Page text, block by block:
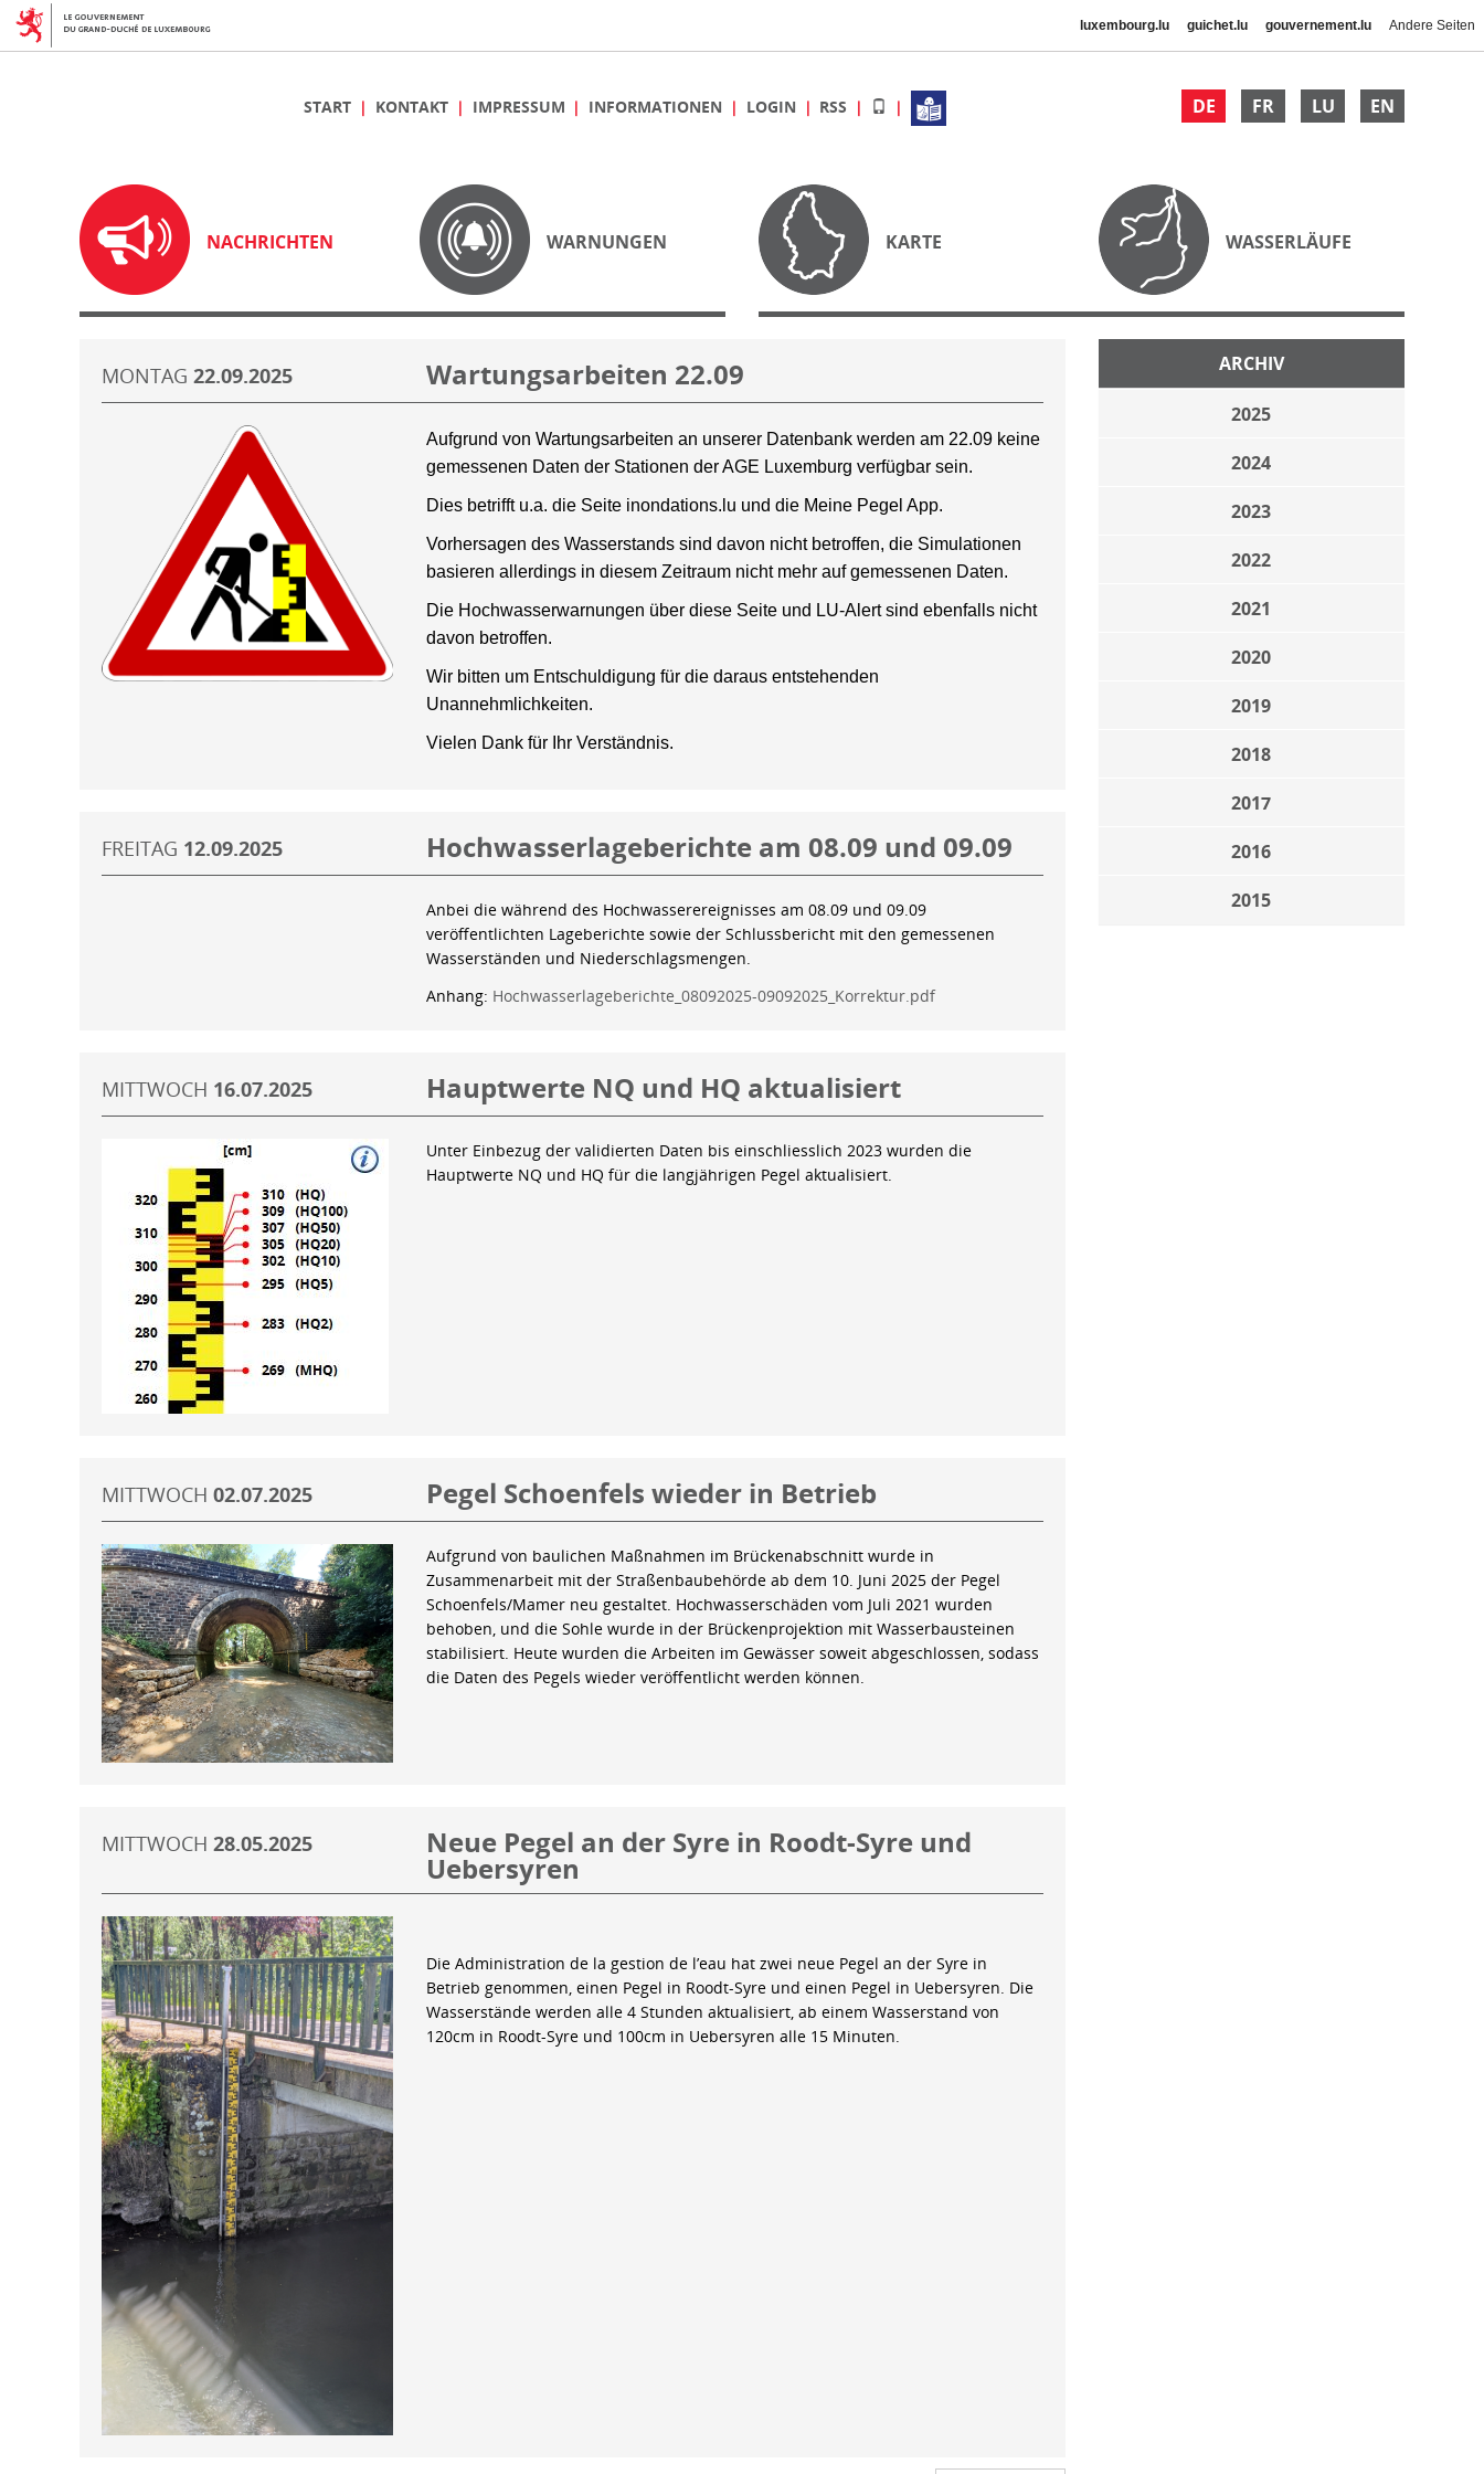
luxembourg.lu guichet.lu gouvernement.lu Andere Seiten
DE FR LU EN
START KONTAKT IMPRESSUM INFORMATIONEN LOGIN RSS
NACHRICHTEN WARNUNGEN KARTE WASSERLÄUFE
ARCHIV
2025
2024
2023
2022
2021
2020
2019
2018
2017
2016
2015
MONTAG 22.09.2025 Wartungsarbeiten 22.09
Aufgrund von Wartungsarbeiten an unserer Datenbank werden am 22.09 keine
gemessenen Daten der Stationen der AGE Luxemburg verfügbar sein.
Dies betrifft u.a. die Seite inondations.lu und die Meine Pegel App.
Vorhersagen des Wasserstands sind davon nicht betroffen, die Simulationen
basieren allerdings in diesem Zeitraum nicht mehr auf gemessenen Daten.
Die Hochwasserwarnungen über diese Seite und LU-Alert sind ebenfalls nicht
davon betroffen.
Wir bitten um Entschuldigung für die daraus entstehenden
Unannehmlichkeiten.
Vielen Dank für Ihr Verständnis.
FREITAG 12.09.2025 Hochwasserlageberichte am 08.09 und 09.09
Anbei die während des Hochwasserereignisses am 08.09 und 09.09
veröffentlichten Lageberichte sowie der Schlussbericht mit den gemessenen
Wasserständen und Niederschlagsmengen.
Anhang: Hochwasserlageberichte_08092025-09092025_Korrektur.pdf
MITTWOCH 16.07.2025 Hauptwerte NQ und HQ aktualisiert
Unter Einbezug der validierten Daten bis einschliesslich 2023 wurden die
Hauptwerte NQ und HQ für die langjährigen Pegel aktualisiert.
MITTWOCH 02.07.2025 Pegel Schoenfels wieder in Betrieb
Aufgrund von baulichen Maßnahmen im Brückenabschnitt wurde in
Zusammenarbeit mit der Straßenbaubehörde ab dem 10. Juni 2025 der Pegel
Schoenfels/Mamer neu gestaltet. Hochwasserschäden vom Juli 2021 wurden
behoben, und die Sohle wurde in der Brückenprojektion mit Wasserbausteinen
stabilisiert. Heute wurden die Arbeiten im Gewässer soweit abgeschlossen, sodass
die Daten des Pegels wieder veröffentlicht werden können.
MITTWOCH 28.05.2025 Neue Pegel an der Syre in Roodt-Syre und
Uebersyren
Die Administration de la gestion de l’eau hat zwei neue Pegel an der Syre in
Betrieb genommen, einen Pegel in Roodt-Syre und einen Pegel in Uebersyren. Die
Wasserstände werden alle 4 Stunden aktualisiert, ab einem Wasserstand von
120cm in Roodt-Syre und 100cm in Uebersyren alle 15 Minuten.